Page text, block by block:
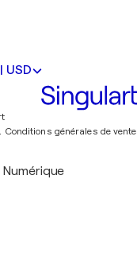
USD
Conditions générales de vente